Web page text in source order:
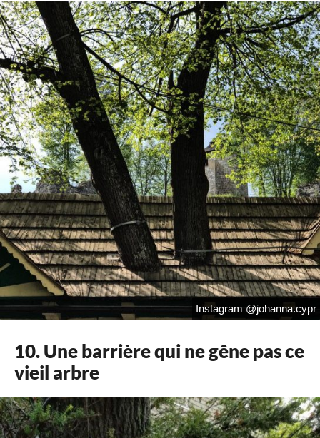
Instagram @johanna.cypr
10. Une barrière qui ne gêne pas ce
vieil arbre